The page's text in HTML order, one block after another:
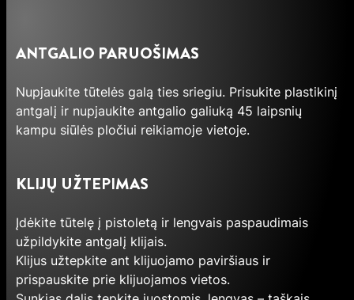
ANTGALIO PARUOŠIMAS
Nupjaukite tūtelės galą ties sriegiu. Prisukite plastikinį
antgalį ir nupjaukite antgalio galiuką 45 laipsnių
kampu siūlės pločiui reikiamoje vietoje.
KLIJŲ UŽTEPIMAS
Įdėkite tūtelę į pistoletą ir lengvais paspaudimais
užpildykite antgalį klijais.
Klijus užtepkite ant klijuojamo paviršiaus ir
prispauskite prie klijuojamos vietos.